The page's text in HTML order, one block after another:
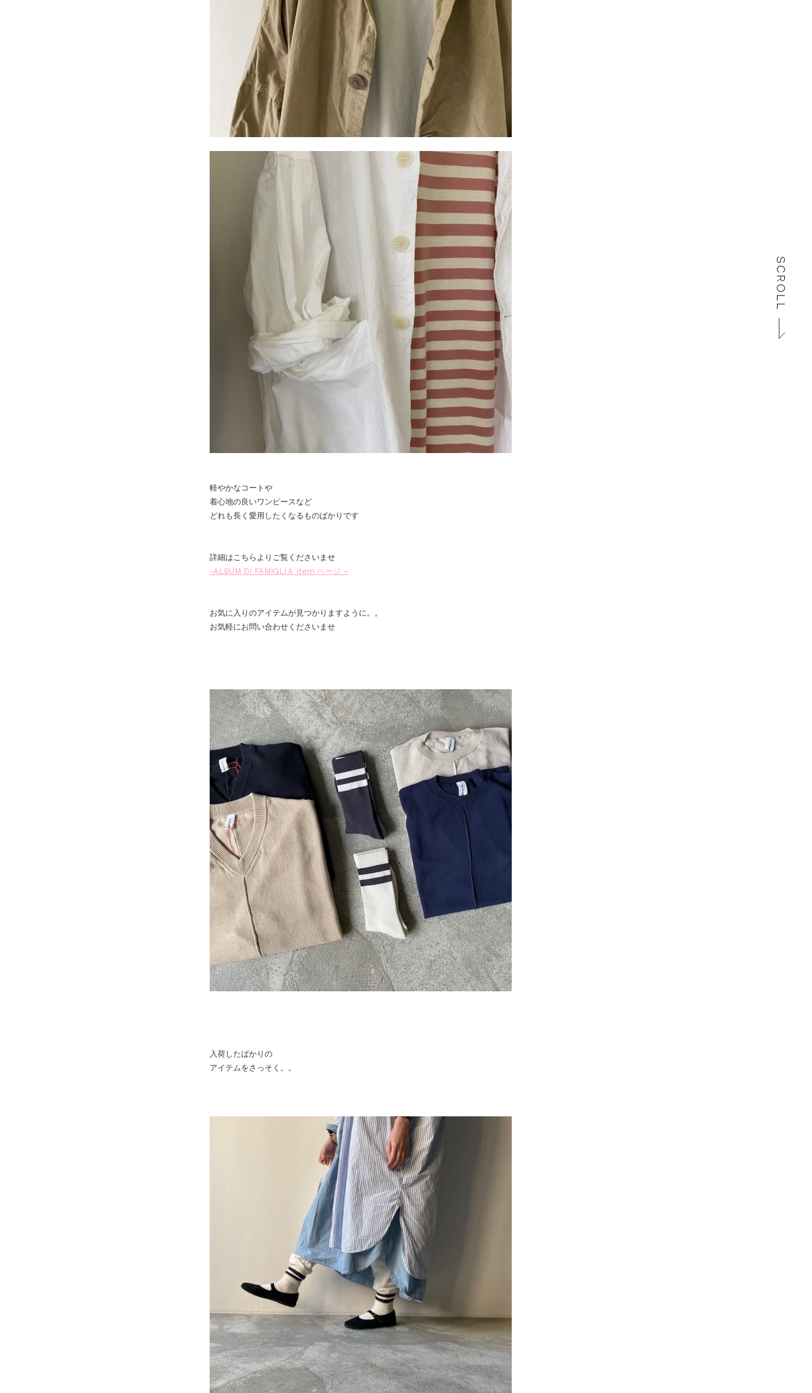
軽やかなコートや
着心地の良いワンピースなど
どれも長く愛用したくなるものばかりです
詳細はこちらよりご覧くださいませ
-ALBUM DI FAMIGLIＡ item ページ –
お気に入りのアイテムが見つかりますように。。
お気軽にお問い合わせくださいませ
入荷したばかりの
アイテムをさっそく。。